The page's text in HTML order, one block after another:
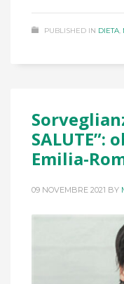
PUBLISHED IN DIETA,
Emilia-
09 NOVEMBRE 2021 BY